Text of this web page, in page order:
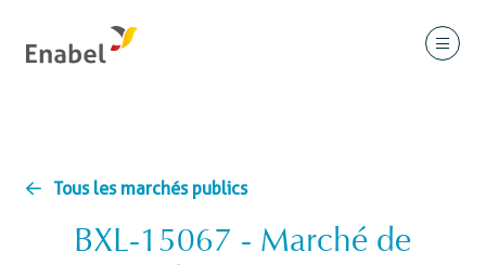
Tous les marchés publics
BXL-15067 - Marché de